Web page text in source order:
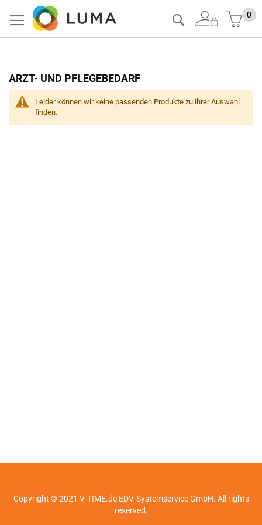
Zum
Inhalt
springen
0
Suche
Leider können wir keine passenden Produkte zu ihrer Auswahl
finden.
ARZT- UND PFLEGEBEDARF
Copyright © 2021 V-TIME.de EDV-Systemservice GmbH. All rights
reserved.